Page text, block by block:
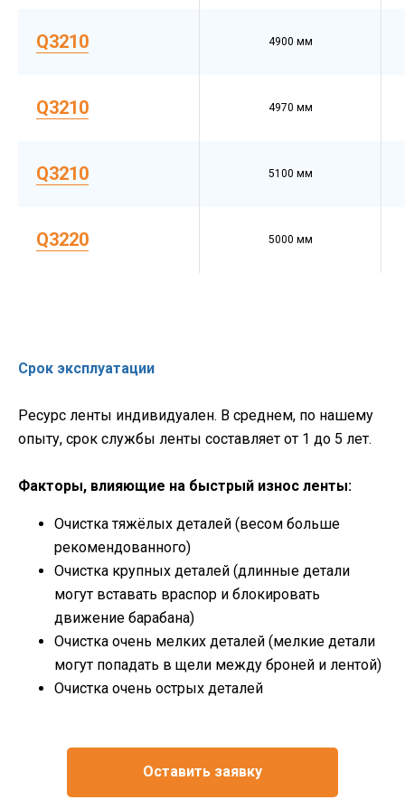
Q3210 4900 мм
Q3210 4970 мм
Q3210 5100 мм
Q3220 5000 мм
Срок эксплуатации
Ресурс ленты индивидуален. В среднем, по нашему
опыту, срок службы ленты составляет от 1 до 5 лет.
Факторы, влияющие на быстрый износ ленты:
Очистка тяжёлых деталей (весом больше
рекомендованного)
Очистка крупных деталей (длинные детали
могут вставать враспор и блокировать
движение барабана)
Очистка очень мелких деталей (мелкие детали
могут попадать в щели между броней и лентой)
Очистка очень острых деталей
Оставить заявку